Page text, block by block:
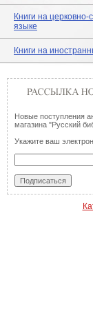
Книги на церковно-
языке
Книги на
Новые поступления
магазина "Русский
Укажите ваш